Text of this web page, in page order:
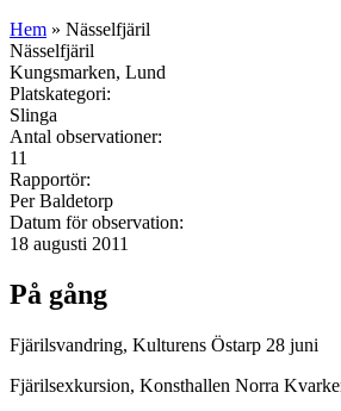
Hem » Nässelfjäril
Nässelfjäril
Kungsmarken, Lund
Platskategori:
Slinga
Antal observationer:
11
Rapportör:
Per Baldetorp
Datum för observation:
18 augusti 2011
På gång
Fjärilsvandring, Kulturens Östarp 28 juni
Fjärilsexkursion, Konsthallen Norra